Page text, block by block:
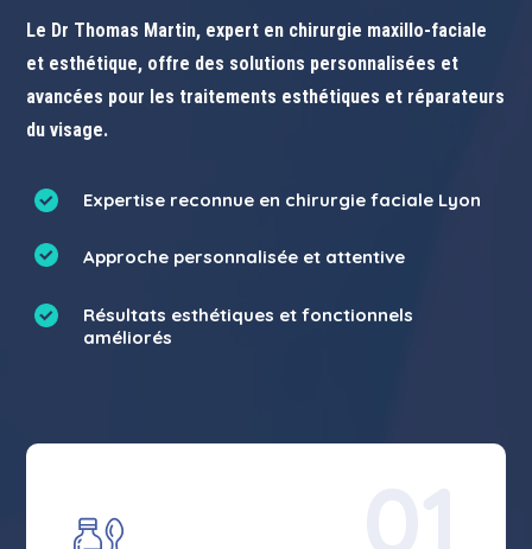
Le Dr Thomas Martin, expert en chirurgie maxillo-faciale
et esthétique, offre des solutions personnalisées et
avancées pour les traitements esthétiques et réparateurs
du visage.
Expertise reconnue en chirurgie faciale Lyon
Approche personnalisée et attentive
Résultats esthétiques et fonctionnels
améliorés